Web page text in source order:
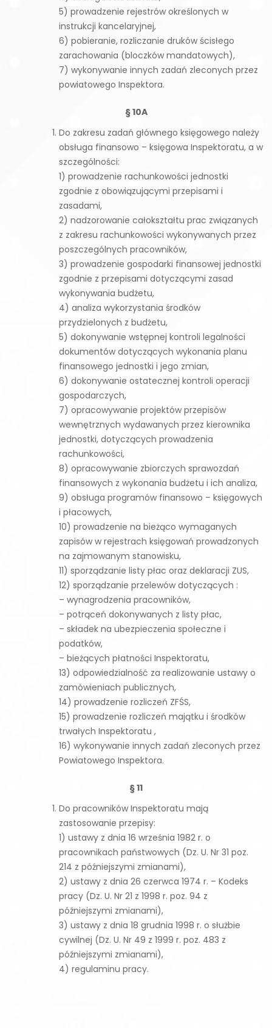
5) prowadzenie rejestrów określonych w
instrukcji kancelaryjnej,
6) pobieranie, rozliczanie druków ścisłego
zarachowania (bloczków mandatowych),
7) wykonywanie innych zadań zleconych przez
powiatowego Inspektora.
§ 10A
Do zakresu zadań głównego księgowego należy
obsługa finansowo – księgowa Inspektoratu, a w
szczególności:
1) prowadzenie rachunkowości jednostki
zgodnie z obowiązującymi przepisami i
zasadami,
2) nadzorowanie całokształtu prac związanych
z zakresu rachunkowości wykonywanych przez
poszczególnych pracowników,
3) prowadzenie gospodarki finansowej jednostki
zgodnie z przepisami dotyczącymi zasad
wykonywania budżetu,
4) analiza wykorzystania środków
przydzielonych z budżetu,
5) dokonywanie wstępnej kontroli legalności
dokumentów dotyczących wykonania planu
finansowego jednostki i jego zmian,
6) dokonywanie ostatecznej kontroli operacji
gospodarczych,
7) opracowywanie projektów przepisów
wewnętrznych wydawanych przez kierownika
jednostki, dotyczących prowadzenia
rachunkowości,
8) opracowywanie zbiorczych sprawozdań
finansowych z wykonania budżetu i ich analiza,
9) obsługa programów finansowo – księgowych
i płacowych,
10) prowadzenie na bieżąco wymaganych
zapisów w rejestrach księgowań prowadzonych
na zajmowanym stanowisku,
11) sporządzanie listy płac oraz deklaracji ZUS,
12) sporządzanie przelewów dotyczących :
– wynagrodzenia pracowników,
– potrąceń dokonywanych z listy płac,
– składek na ubezpieczenia społeczne i
podatków,
– bieżących płatności Inspektoratu,
13) odpowiedzialność za realizowanie ustawy o
zamówieniach publicznych,
14) prowadzenie rozliczeń ZFŚS,
15) prowadzenie rozliczeń majątku i środków
trwałych Inspektoratu ,
16) wykonywanie innych zadań zleconych przez
Powiatowego Inspektora.
§ 11
Do pracowników Inspektoratu mają
zastosowanie przepisy:
1) ustawy z dnia 16 września 1982 r. o
pracownikach państwowych (Dz. U. Nr 31 poz.
214 z późniejszymi zmianami),
2) ustawy z dnia 26 czerwca 1974 r. – Kodeks
pracy (Dz. U. Nr 21 z 1998 r. poz. 94 z
późniejszymi zmianami),
3) ustawy z dnia 18 grudnia 1998 r. o służbie
cywilnej (Dz. U. Nr 49 z 1999 r. poz. 483 z
późniejszymi zmianami),
4) regulaminu pracy.